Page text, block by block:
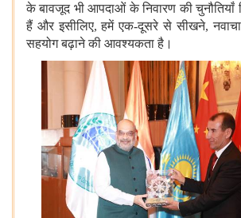
के बावजूद भी आपदाओंके निवारण कीचुनौतियाँ
हैं और इसीलिए, हमेंएक-दूसरे से सीखने,
सहयोग बढ़ाने की आवश्यकता है ।